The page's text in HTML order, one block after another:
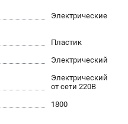
Электрические
Пластик
Электрический
Электрический
от сети 220В
1800